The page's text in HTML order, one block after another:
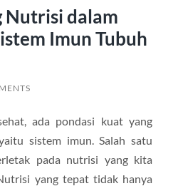
Nutrisi dalam
Imun Tubuh
ada pondasi kuat yang
sistem imun. Salah satu
pada nutrisi yang kita
yang tepat tidak hanya